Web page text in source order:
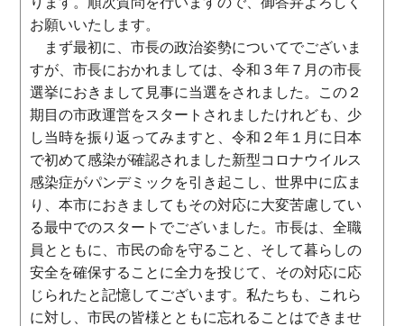
お願いいたします。
まず最初に、市長の政治姿勢についてでございま
すが、市長におかれましては、令和３年７月の市長
選挙におきまして見事に当選をされました。この２
期目の市政運営をスタートされましたけれども、少
し当時を振り返ってみますと、令和２年１月に日本
で初めて感染が確認されました新型コロナウイルス
感染症がパンデミックを引き起こし、世界中に広ま
り、本市におきましてもその対応に大変苦慮してい
る最中でのスタートでございました。市長は、全職
員とともに、市民の命を守ること、そして暮らしの
安全を確保することに全力を投じて、その対応に応
じられたと記憶してございます。私たちも、これら
に対し、市民の皆様とともに忘れることはできませ